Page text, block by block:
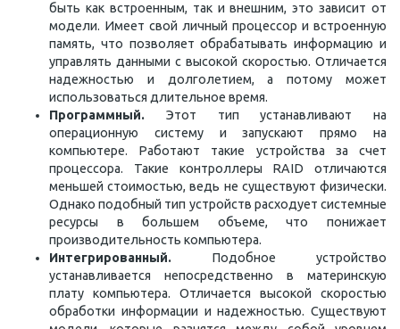
быть как встроенным, так и внешним, это зависит от
модели. Имеет свой личный процессор и встроенную
память, что позволяет обрабатывать информацию и
управлять данными с высокой скоростью. Отличается
надежностью и долголетием, а потому может
использоваться длительное время.
Программный. Этот тип устанавливают на
операционную систему и запускают прямо на
компьютере. Работают такие устройства за счет
процессора. Такие контроллеры RAID отличаются
меньшей стоимостью, ведь не существуют физически.
Однако подобный тип устройств расходует системные
ресурсы в большем объеме, что понижает
производительность компьютера.
Интегрированный. Подобное устройство
устанавливается непосредственно в материнскую
плату компьютера. Отличается высокой скоростью
обработки информации и надежностью. Существуют